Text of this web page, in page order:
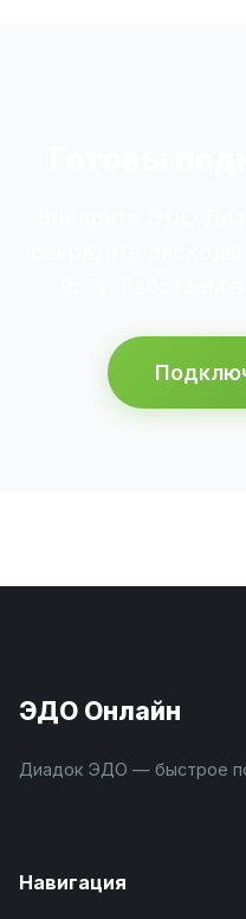
ЭДО Онлайн
Диадок ЭДО — быстрое
Навигация